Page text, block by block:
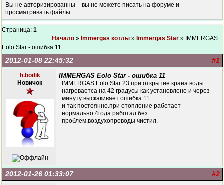
Вы не авторизированны – вы не можете писать на форуме и
просматривать файлы
Страница: 1
Начало » Immergas котлы » Immergas Star » IMMERGAS
Eolo Star - ошибка 11
#1
2012-01-08 22:45:32
h.bodik
Новичок
IMMERGAS Eolo Star - ошибка 11
IMMERGAS Eolo Star 23 при открытие крана воды
нагреваетса на 42 градусы как установлено и через
минуту выскакивает ошибка 11.
и так постоянно.при отопление работает
нормально.4года работал без
проблем.воздухопроводы чистил.
#2
2012-01-26 01:33:07